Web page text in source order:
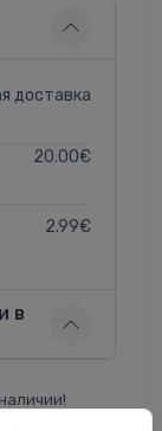
доставка
20.00€
2.99€
в